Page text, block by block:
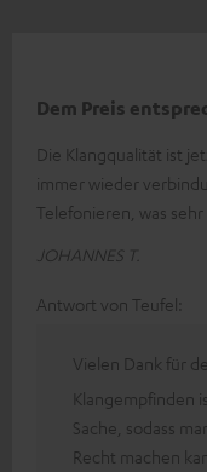
Dem Preis
Die Klangqualität ist
immer wieder
Telefonieren, was
JOHANNES T.
Antwort von Teufel:
Vielen Dank für
Klangempfinden
Sache, sodass
Recht machen